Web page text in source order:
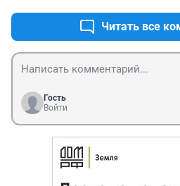
Читать все
Гость
Войти